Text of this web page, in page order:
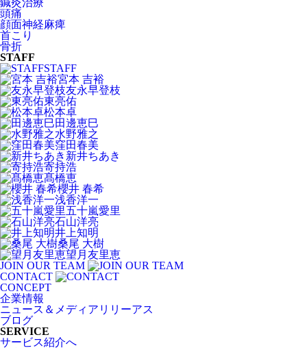
鍼灸治療
頭痛
顔面神経麻痺
首こり
骨折
STAFF
STAFF
宮本 吉裕
友永早登枝
東亮佑
松本卓
田邊恵巳
水野雅之
窪田春美
新井ちあき
寄持浩
髙橋恵
櫻井 春希
浅香洋一
五十嵐愛里
石山洋亮
井上知明
桑尾 大樹
望月友里恵
JOIN OUR TEAM
CONTACT
CONCEPT
企業情報
ニュース＆メディアリリーアス
ブログ
SERVICE
サービス紹介へ